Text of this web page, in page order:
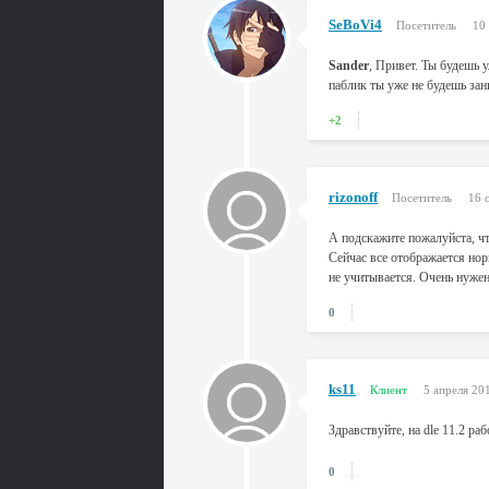
SeBoVi4 Посетитель 10
Sander, Привет. Ты будешь
паблик ты уже не будешь
+2
rizonoff Посетитель 16
А подскажите пожалуйста,
Сейчас все отображается
не учитывается. Очень
0
ks11 Клиент 5 апреля
Здравствуйте, на dle 11.2
0